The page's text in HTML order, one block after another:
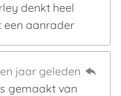
denkt heel
een aanrader
jaar geleden
gemaakt van